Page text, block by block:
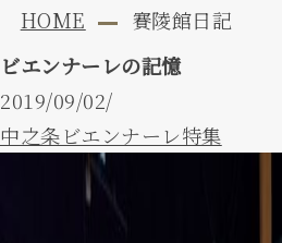
HOME
賽陵館日記
ビエンナーレの記憶
2019/09/02/
中之条ビエンナーレ特集